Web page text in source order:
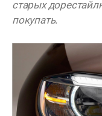
старых
покупать.